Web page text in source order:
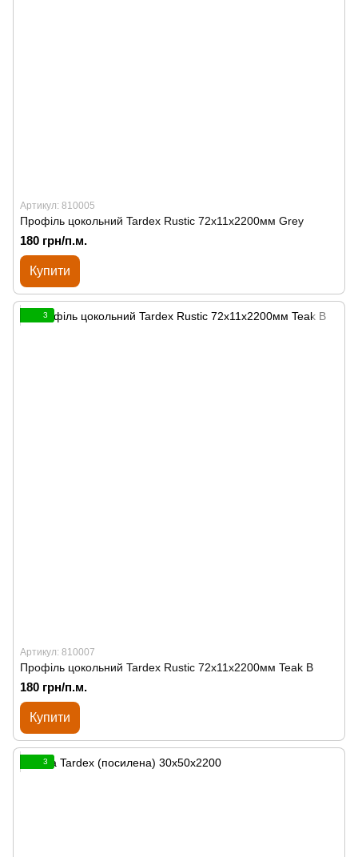
Артикул: 810005
Профіль цокольний Tardex Rustic 72х11х2200мм Grey
180 грн/п.м.
Купити
3
Артикул: 810007
Профіль цокольний Tardex Rustic 72х11х2200мм Teak B
180 грн/п.м.
Купити
3